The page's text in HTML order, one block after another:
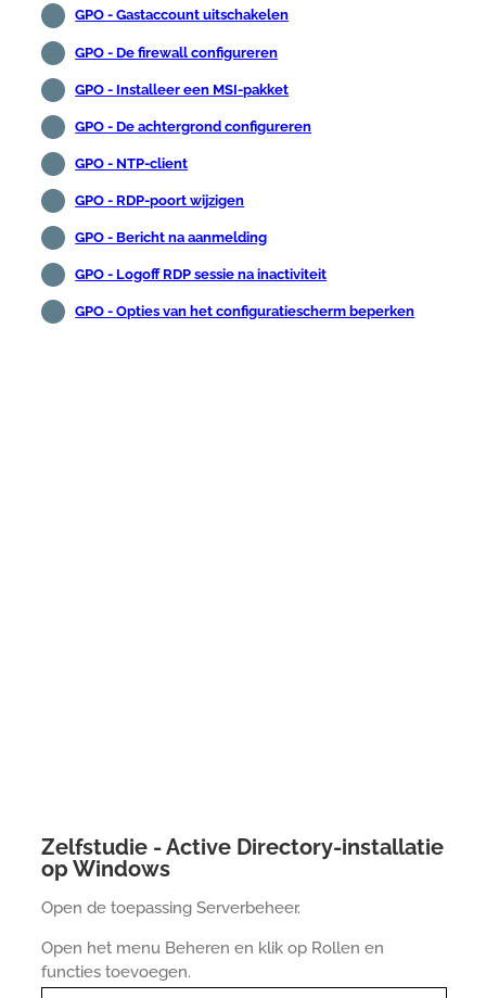
GPO - Gastaccount uitschakelen
GPO - De firewall configureren
GPO - Installeer een MSI-pakket
GPO - De achtergrond configureren
GPO - NTP-client
GPO - RDP-poort wijzigen
GPO - Bericht na aanmelding
GPO - Logoff RDP sessie na inactiviteit
GPO - Opties van het configuratiescherm beperken
Zelfstudie - Active Directory-installatie
op Windows
Open de toepassing Serverbeheer.
Open het menu Beheren en klik op Rollen en
functies toevoegen.